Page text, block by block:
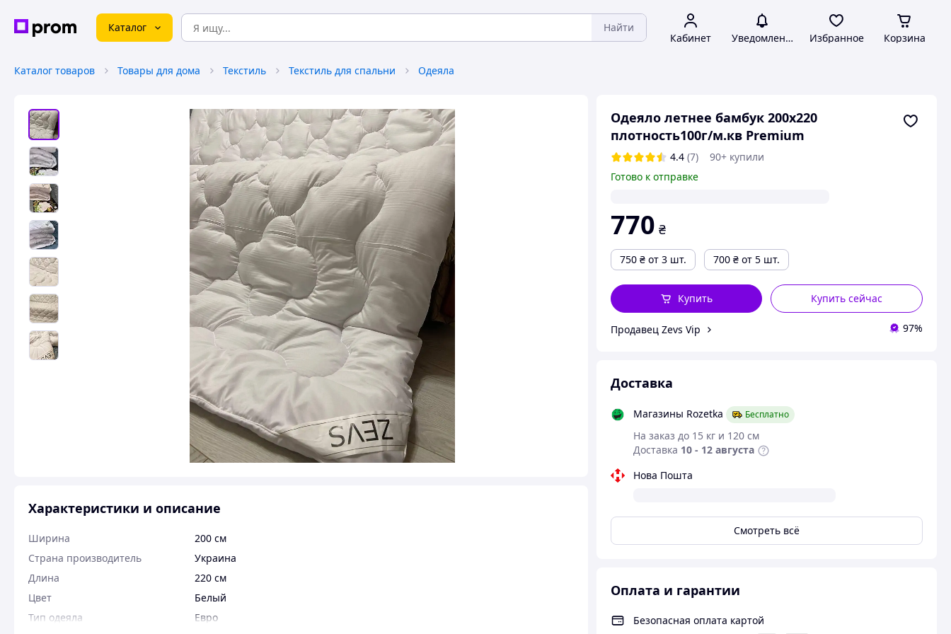
Каталог Найти
Кабинет Уведомления Избранное Корзина
Каталог товаров Товары для дома Текстиль Текстиль для спальни Одеяла
Одеяло летнее бамбук 200х220
плотность100г/м.кв Premium
4.4 (7)
90+ купили
Готово к отправке
770 ₴
750 ₴ от 3 шт. 700 ₴ от 5 шт.
Купить сейчас
Купить
Продавец Zevs Vip 97%
Доставка
Магазины Rozetka Бесплатно
На заказ до 15 кг и 120 см
Доставка 10 - 12 августа
Нова Пошта
Смотреть всё
Оплата и гарантии
Безопасная оплата картой
Характеристики и описание
Ширина
200 см
Страна производитель
Украина
Длина
220 см
Цвет
Белый
Тип одеяла
Евро